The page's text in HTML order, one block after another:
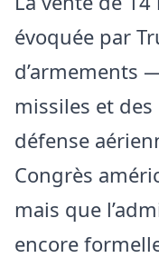
évoquée par
d’armements
missiles et
défense
Congrès
mais que
encore